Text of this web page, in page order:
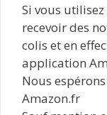
Si vous
recevoir des
colis et en
application
Nous
Amazon.fr